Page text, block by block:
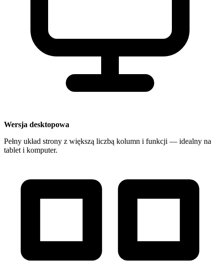
Wersja desktopowa
Pełny układ strony z większą liczbą kolumn i funkcji — idealny na
tablet i komputer.